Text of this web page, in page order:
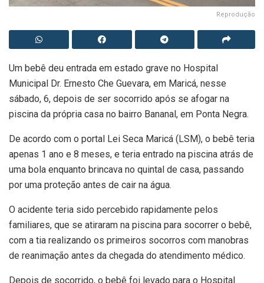
Reprodução
Um bebê deu entrada em estado grave no Hospital
Municipal Dr. Ernesto Che Guevara, em Maricá, nesse
sábado, 6, depois de ser socorrido após se afogar na
piscina da própria casa no bairro Bananal, em Ponta Negra.
De acordo com o portal Lei Seca Maricá (LSM), o bebê teria
apenas 1 ano e 8 meses, e teria entrado na piscina atrás de
uma bola enquanto brincava no quintal de casa, passando
por uma proteção antes de cair na água.
O acidente teria sido percebido rapidamente pelos
familiares, que se atiraram na piscina para socorrer o bebê,
com a tia realizando os primeiros socorros com manobras
de reanimação antes da chegada do atendimento médico.
Depois de socorrido, o bebê foi levado para o Hospital